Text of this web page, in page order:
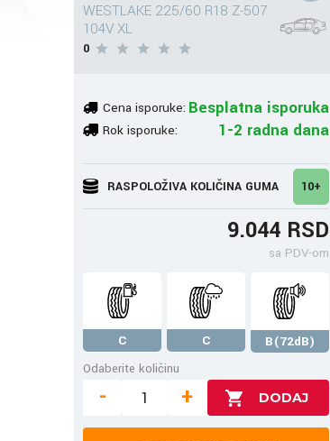
WESTLAKE 225/60 R18 Z-507
104V XL
0
Cena isporuke: Besplatna isporuka
Rok isporuke: 1-2 radna dana
RASPOLOŽIVA KOLIČINA GUMA 10+
9.044 RSD
sa PDV-om
C C
B(72dB)
Odaberite količinu
- +